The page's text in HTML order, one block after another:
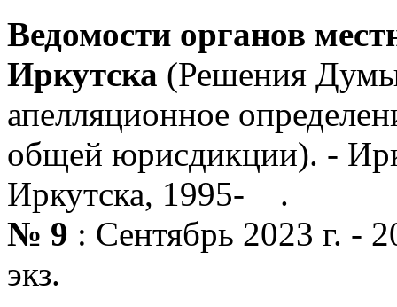
Ведомости органов
Иркутска (Решения
апелляционное
общей юрисдикции). -
Иркутска, 1995- .
№ 9 : Сентябрь 2023 г. -
экз.